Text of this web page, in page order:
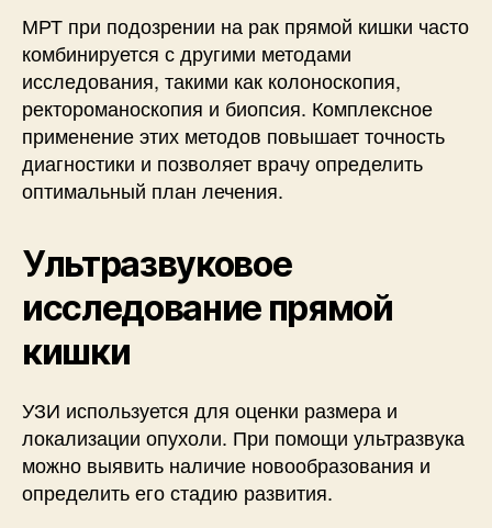
МРТ при подозрении на рак прямой кишки часто
комбинируется с другими методами
исследования, такими как колоноскопия,
ректороманоскопия и биопсия. Комплексное
применение этих методов повышает точность
диагностики и позволяет врачу определить
оптимальный план лечения.
Ультразвуковое
исследование прямой
кишки
УЗИ используется для оценки размера и
локализации опухоли. При помощи ультразвука
можно выявить наличие новообразования и
определить его стадию развития.